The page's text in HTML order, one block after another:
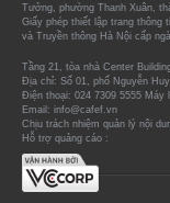
Tưởng, phường Thanh Xuân,
Giấy phép thiết lập trang thông
và Truyền thông Hà Nội cấp
Tầng 21, tòa nhà Center
Địa chỉ: Số 01, phố Nguyễn
Điện thoại: 024 7309 5555 Máy
Email: info@cafef.vn
Chịu trách nhiệm quản lý nội
Hỗ trợ quảng cáo :